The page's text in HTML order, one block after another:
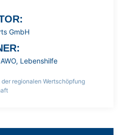
GmbH
Lebenshilfe
der regionalen Wertschöpfung